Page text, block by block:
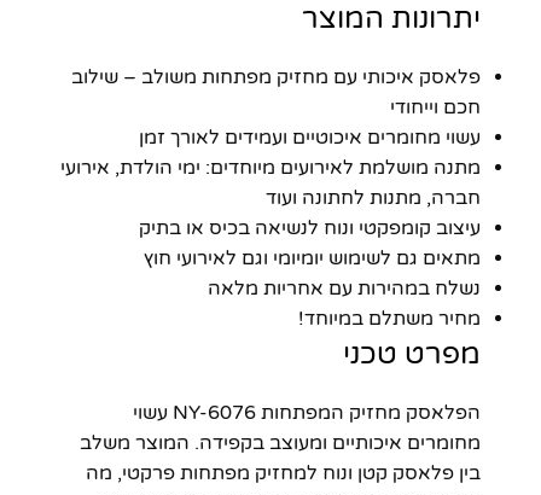
יתרונות המוצר
פלאסק איכותי עם מחזיק מפתחות משולב – שילוב
חכם וייחודי
עשוי מחומרים איכוטיים ועמידים לאורך זמן
מתנה מושלמת לאירועים מיוחדים: ימי הולדת, אירועי
חברה, מתנות לחתונה ועוד
עיצוב קומפקטי ונוח לנשיאה בכיס או בתיק
מתאים גם לשימוש יומיומי וגם לאירועי חוץ
נשלח במהירות עם אחריות מלאה
מחיר משתלם במיוחד!
מפרט טכני
הפלאסק מחזיק המפתחות NY-6076 עשוי
מחומרים איכותיים ומעוצב בקפידה. המוצר משלב
בין פלאסק קטן ונוח למחזיק מפתחות פרקטי, מה